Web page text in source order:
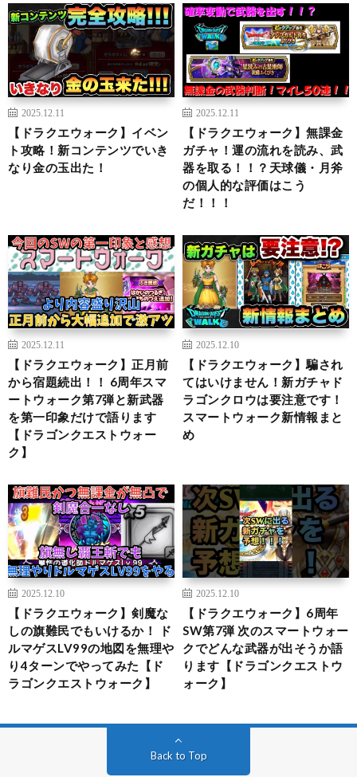
2025.12.11
【ドラクエウォーク】イベン
ト攻略！新コンテンツでいき
なり金の玉出た！
2025.12.11
【ドラクエウォーク】無課金
ガチャ！運の流れを読み、武
器を取る！！？天球儀・月斧
の個人的な評価はこう
だ！！！
2025.12.11
【ドラクエウォーク】正月前
から宿題続出！！ 6周年スマ
ートウォーク第7弾と新武器
を第一印象だけで語ります
【ドラゴンクエストウォー
ク】
2025.12.10
【ドラクエウォーク】騙され
てはいけません！新ガチャド
ラゴンクロウは要注意です！
スマートウォーク新情報まと
め
2025.12.10
【ドラクエウォーク】剣魔な
しの旗難民でもいけるか！ ド
ルマゲスLV99の地図を無理や
り4ターンでやってみた【ド
ラゴンクエストウォーク】
2025.12.10
【ドラクエウォーク】6周年
SW第7弾 次のスマートウォー
クでどんな武器が出そうか語
ります【ドラゴンクエストウ
ォーク】
Back to Top